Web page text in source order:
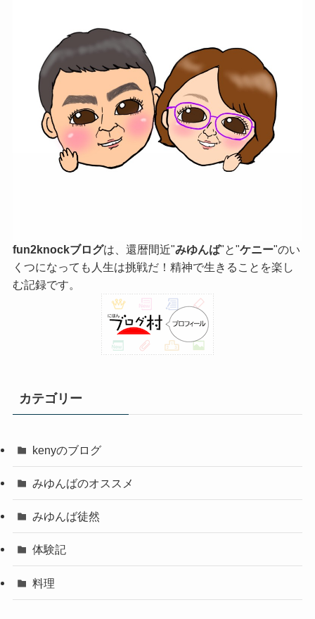
fun2knockブログは、還暦間近"みゆんば"と"ケニー"のい
くつになっても人生は挑戦だ！精神で生きることを楽し
む記録です。
カテゴリー
kenyのブログ
みゆんばのオススメ
みゆんば徒然
体験記
料理